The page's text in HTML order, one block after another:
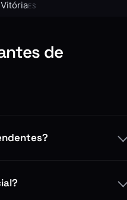
VitóriaES
de